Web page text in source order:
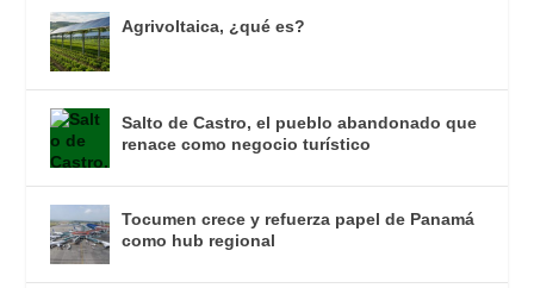
Agrivoltaica, ¿qué es?
Salto de Castro, el pueblo abandonado que
renace como negocio turístico
Tocumen crece y refuerza papel de Panamá
como hub regional